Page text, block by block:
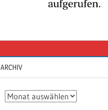
ARCHIV
Archiv